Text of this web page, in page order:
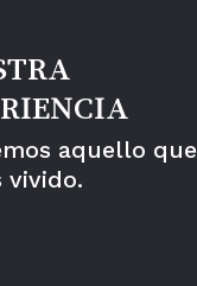
aquello que
vivido.